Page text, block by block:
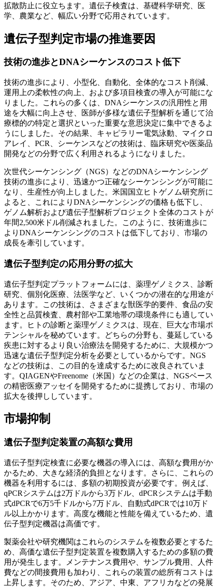
拡散防止に役立ちます。遺伝子検査は、基礎科学研究、医
学、農業など、幅広い分野で応用されています。
遺伝子型判定市場の推進要因
技術の進歩とDNAシーケンスのコスト低下
技術の進歩により、小型化、自動化、全体的なコスト削減、
運用上の柔軟性の向上、および多項目検査の導入が可能にな
りました。これらの多くは、DNAシーケンスの汎用性と用
途を大幅に向上させ、医師が多様な遺伝子型解析を通じて治
療標的の特定と選択といった重要な意思決定に集中できるよ
うにしました。その結果、キャピラリー電気泳動、マイクロ
アレイ、PCR、シーケンスなどの技術は、臨床研究や医薬品
開発などの分野で広く利用されるようになりました。
次世代シーケンシング（NGS）などのDNAシーケンシング
技術の進歩により、迅速かつ正確なシーケンシングが可能に
なり、生産性が向上しました。米国国立ヒトゲノム研究所に
よると、これによりDNAシーケンシングの価格も低下し、
ゲノム解析および遺伝子型解析プロジェクト全体のコストが
年間2,500米ドル削減されました。このように、技術進歩に
よりDNAシーケンシングのコストは低下しており、市場の
成長を牽引しています。
遺伝子型判定の応用分野の拡大
遺伝子型判定プラットフォームには、薬理ゲノミクス、診断
研究、個別化医療、法医学など、いくつかの潜在的な用途が
あります。この技術は、さまざまな獣医学的要件、食品の安
全性と品質検査、農村部や工業地帯の環境条件にも適してい
ます。ヒトの診断と薬理ゲノミクスは、現在、巨大な市場ポ
テンシャルを秘めています。どちらの分野も、蔓延している
疾患に対するより良い治療法を開発するために、大規模かつ
迅速な遺伝子型判定分析を必要としているからです。NGS
などの技術は、この目的を達成するために改良されていま
す。QIAGENやFreenome（米国）などの企業は、NGSベース
の精密医療アッセイを開発するために提携しており、市場の
拡大を後押ししています。
市場抑制
遺伝子型判定装置の高額な費用
遺伝子型判定検査に必要な機器の導入には、高額な費用がか
かるため、大きな経済的負担となります。さらに、これらの
機器を利用するには、多額の初期投資が必要です。例えば、
qPCRシステムは2万ドルから3万ドル、dPCRシステムは手動
式dPCRで6万5千ドルから7万ドル、自動式dPCRでは10万ド
ル以上かかります。高度な機能と性能を備えているため、遺
伝子型判定機器は高価です。
製薬会社や研究機関はこれらのシステムを複数必要とするた
め、高価な遺伝子型判定装置を複数購入するための多額の費
用が発生します。メンテナンス費用や、サンプル費用、人件
費などの間接費用も加わり、これらの装置の総所有コストは
上昇します。そのため、アジア、中東、アフリカなどの発展